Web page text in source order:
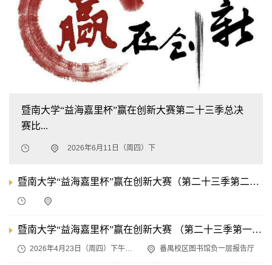
暨南大学“益海嘉里杯”赢在创新大赛第二十三季总决
赛比...
2026年6月11日（周四）下
暨南大学“益海嘉里杯”赢在创新大赛（第二十三季第二期）比赛通知
暨南大学“益海嘉里杯”赢在创新大赛 （第二十三季第一期）比赛通知
2026年4月23日（周四）下午2:30 番禺校区图书馆负一层报告厅